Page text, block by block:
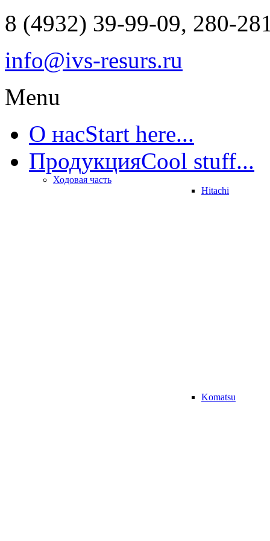
8 (4932) 39-99-09, 280-
info@ivs-resurs.ru
Menu
О насStart here...
ПродукцияCool stuff...
Ходовая часть
Hitachi
Komatsu